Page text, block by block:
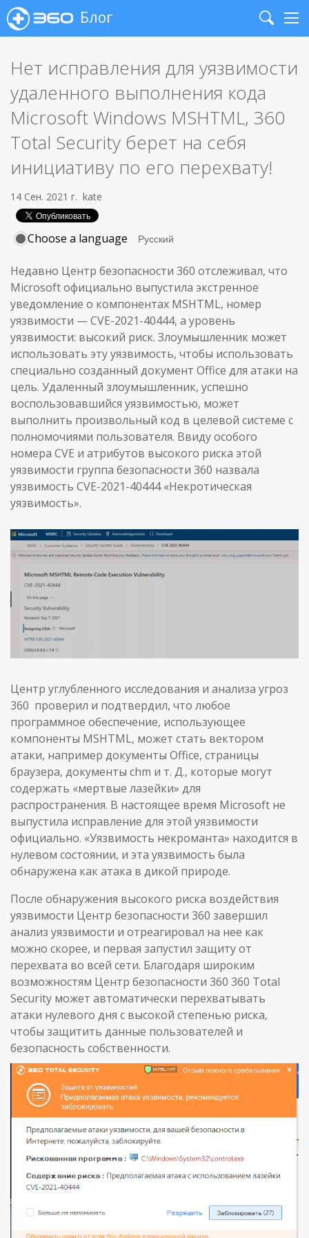
Блог
Search
Нет исправления для уязвимости
удаленного выполнения кода
Microsoft Windows MSHTML, 360
Total Security берет на себя
инициативу по его перехвату!
14 Сен. 2021 г. kate
Choose a language
Недавно Центр безопасности 360 отслеживал, что
Microsoft официально выпустила экстренное
уведомление о компонентах MSHTML, номер
уязвимости — CVE-2021-40444, а уровень
уязвимости: высокий риск. Злоумышленник может
использовать эту уязвимость, чтобы использовать
специально созданный документ Office для атаки на
цель. Удаленный злоумышленник, успешно
воспользовавшийся уязвимостью, может
выполнить произвольный код в целевой системе с
полномочиями пользователя. Ввиду особого
номера CVE и атрибутов высокого риска этой
уязвимости группа безопасности 360 назвала
уязвимость CVE-2021-40444 «Некротическая
уязвимость».
Центр углубленного исследования и анализа угроз
360 проверил и подтвердил, что любое
программное обеспечение, использующее
компоненты MSHTML, может стать вектором
атаки, например документы Office, страницы
браузера, документы chm и т. Д., которые могут
содержать «мертвые лазейки» для
распространения. В настоящее время Microsoft не
выпустила исправление для этой уязвимости
официально. «Уязвимость некроманта» находится в
нулевом состоянии, и эта уязвимость была
обнаружена как атака в дикой природе.
После обнаружения высокого риска воздействия
уязвимости Центр безопасности 360 завершил
анализ уязвимости и отреагировал на нее как
можно скорее, и первая запустил защиту от
перехвата во всей сети. Благодаря широким
возможностям Центр безопасности 360 360 Total
Security может автоматически перехватывать
атаки нулевого дня с высокой степенью риска,
чтобы защитить данные пользователей и
безопасность собственности.